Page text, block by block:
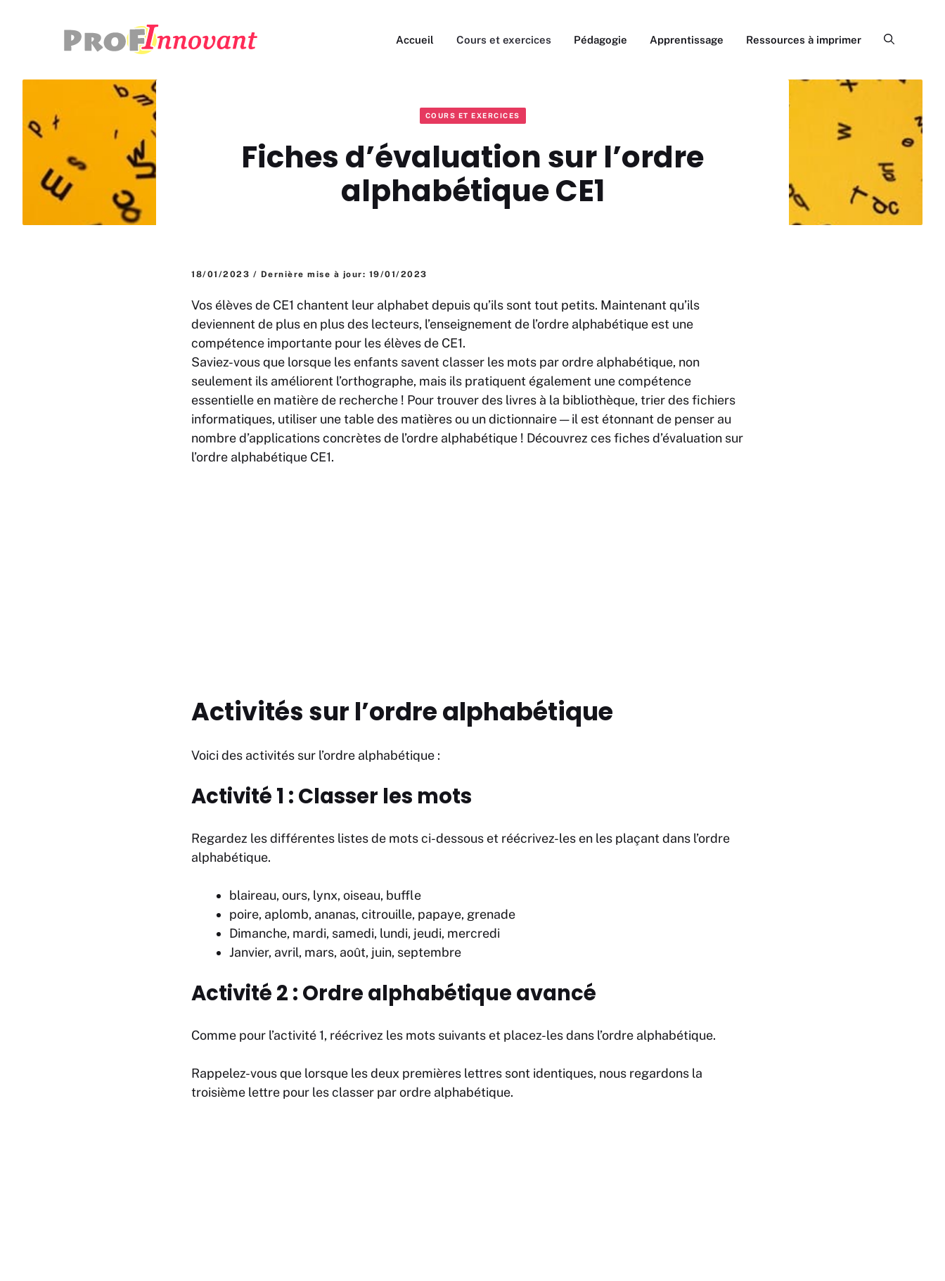
Accueil Cours et exercices Pédagogie Apprentissage Ressources à imprimer
COURS ET EXERCICES
Fiches d’évaluation sur l’ordre
alphabétique CE1
18/01/2023 / Dernière mise à jour: 19/01/2023
Vos élèves de CE1 chantent leur alphabet depuis qu’ils sont tout petits. Maintenant qu’ils
deviennent de plus en plus des lecteurs, l’enseignement de l’ordre alphabétique est une
compétence importante pour les élèves de CE1.
Saviez-vous que lorsque les enfants savent classer les mots par ordre alphabétique, non
seulement ils améliorent l’orthographe, mais ils pratiquent également une compétence
essentielle en matière de recherche ! Pour trouver des livres à la bibliothèque, trier des fichiers
informatiques, utiliser une table des matières ou un dictionnaire — il est étonnant de penser au
nombre d’applications concrètes de l’ordre alphabétique ! Découvrez ces fiches d’évaluation sur
l’ordre alphabétique CE1.
Activités sur l’ordre alphabétique
Voici des activités sur l’ordre alphabétique :
Activité 1 : Classer les mots
Regardez les différentes listes de mots ci-dessous et réécrivez-les en les plaçant dans l’ordre
alphabétique.
blaireau, ours, lynx, oiseau, buffle
poire, aplomb, ananas, citrouille, papaye, grenade
Dimanche, mardi, samedi, lundi, jeudi, mercredi
Janvier, avril, mars, août, juin, septembre
Activité 2 : Ordre alphabétique avancé
Comme pour l’activité 1, réécrivez les mots suivants et placez-les dans l’ordre alphabétique.
Rappelez-vous que lorsque les deux premières lettres sont identiques, nous regardons la
troisième lettre pour les classer par ordre alphabétique.